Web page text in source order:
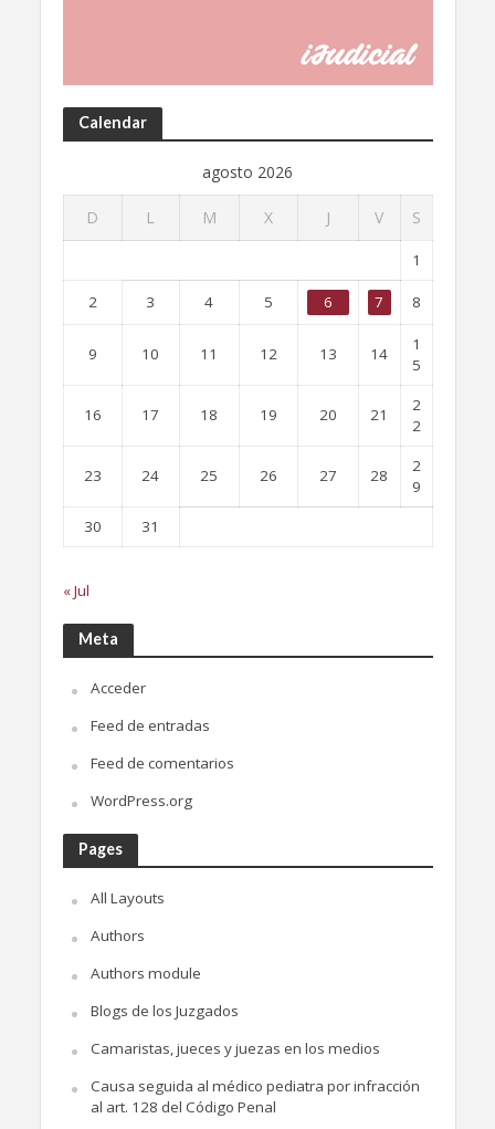
Calendar
agosto 2026
D L M X J V S
1
2 3 4 5 6 7 8
9 10 11 12 13 14
1
5
16 17 18 19 20 21
2
2
23 24 25 26 27 28
2
9
30
31
« Jul
Meta
Acceder
Feed de entradas
Feed de comentarios
WordPress.org
Pages
All Layouts
Authors
Authors module
Blogs de los Juzgados
Camaristas, jueces y juezas en los medios
Causa seguida al médico pediatra por infracción
al art. 128 del Código Penal